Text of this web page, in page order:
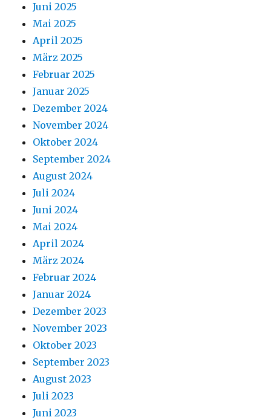
Juni 2025
Mai 2025
April 2025
März 2025
Februar 2025
Januar 2025
Dezember 2024
November 2024
Oktober 2024
September 2024
August 2024
Juli 2024
Juni 2024
Mai 2024
April 2024
März 2024
Februar 2024
Januar 2024
Dezember 2023
November 2023
Oktober 2023
September 2023
August 2023
Juli 2023
Juni 2023